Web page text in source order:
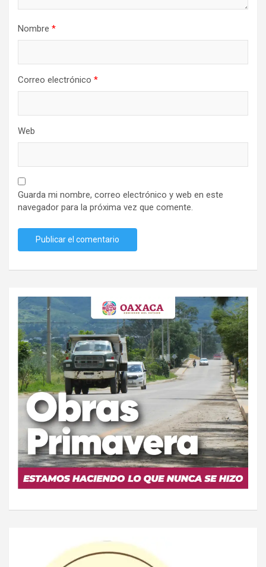
Nombre *
Correo electrónico *
Web
Guarda mi nombre, correo electrónico y web en este
navegador para la próxima vez que comente.